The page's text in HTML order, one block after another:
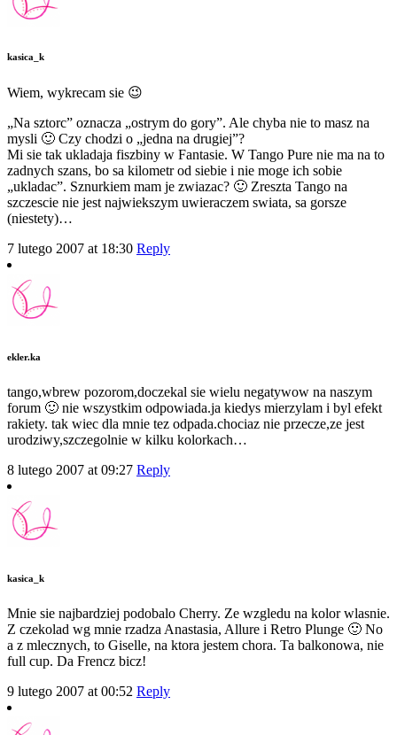
kasica_k
Wiem, wykrecam sie 😉
„Na sztorc” oznacza „ostrym do gory”. Ale chyba nie to masz na
mysli 🙂 Czy chodzi o „jedna na drugiej”?
Mi sie tak ukladaja fiszbiny w Fantasie. W Tango Pure nie ma na to
zadnych szans, bo sa kilometr od siebie i nie moge ich sobie
„ukladac”. Sznurkiem mam je zwiazac? 🙂 Zreszta Tango na
szczescie nie jest najwiekszym uwieraczem swiata, sa gorsze
(niestety)…
7 lutego 2007 at 18:30 Reply
ekler.ka
tango,wbrew pozorom,doczekal sie wielu negatywow na naszym
forum 🙂 nie wszystkim odpowiada.ja kiedys mierzylam i byl efekt
rakiety. tak wiec dla mnie tez odpada.chociaz nie przecze,ze jest
urodziwy,szczegolnie w kilku kolorkach…
8 lutego 2007 at 09:27 Reply
kasica_k
Mnie sie najbardziej podobalo Cherry. Ze wzgledu na kolor wlasnie.
Z czekolad wg mnie rzadza Anastasia, Allure i Retro Plunge 🙂 No
a z mlecznych, to Giselle, na ktora jestem chora. Ta balkonowa, nie
full cup. Da Frencz bicz!
9 lutego 2007 at 00:52 Reply